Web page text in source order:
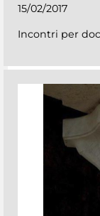
15/02/2017
Incontri per